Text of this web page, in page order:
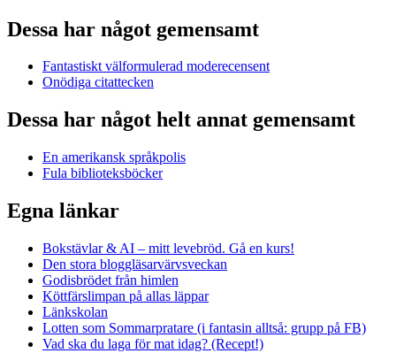
Dessa har något gemensamt
Fantastiskt välformulerad moderecensent
Onödiga citattecken
Dessa har något helt annat gemensamt
En amerikansk språkpolis
Fula biblioteksböcker
Egna länkar
Bokstävlar & AI – mitt levebröd. Gå en kurs!
Den stora bloggläsarvärvsveckan
Godisbrödet från himlen
Köttfärslimpan på allas läppar
Länkskolan
Lotten som Sommarpratare (i fantasin alltså: grupp på FB)
Vad ska du laga för mat idag? (Recept!)